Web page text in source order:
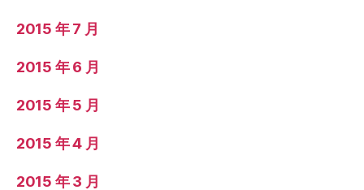
2015 年 7 月
2015 年 6 月
2015 年 5 月
2015 年 4 月
2015 年 3 月